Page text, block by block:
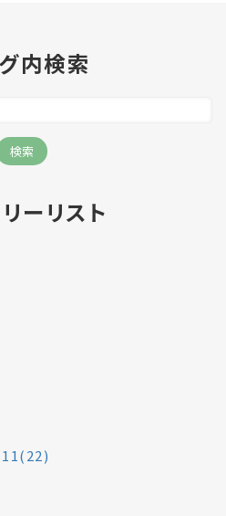
内検索
ーリスト